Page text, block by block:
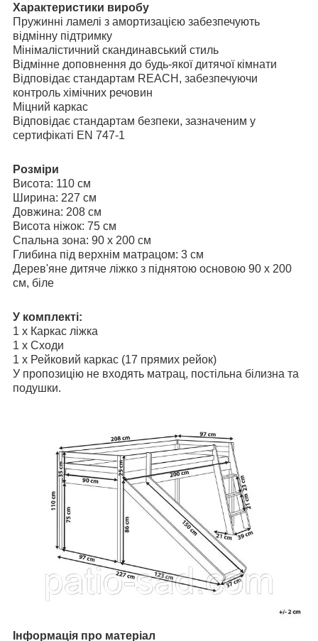
Характеристики виробу
Пружинні ламелі з амортизацією забезпечують
відмінну підтримку
Мінімалістичний скандинавський стиль
Відмінне доповнення до будь-якої дитячої кімнати
Відповідає стандартам REACH, забезпечуючи
контроль хімічних речовин
Міцний каркас
Відповідає стандартам безпеки, зазначеним у
сертифікаті EN 747-1
Розміри
Висота: 110 см
Ширина: 227 см
Довжина: 208 см
Висота ніжок: 75 см
Спальна зона: 90 x 200 см
Глибина під верхнім матрацом: 3 см
Дерев'яне дитяче ліжко з піднятою основою 90 x 200
см, біле
У комплекті:
1 x Каркас ліжка
1 x Сходи
1 x Рейковий каркас (17 прямих рейок)
У пропозицію не входять матрац, постільна білизна та
подушки.
Інформація про матеріал